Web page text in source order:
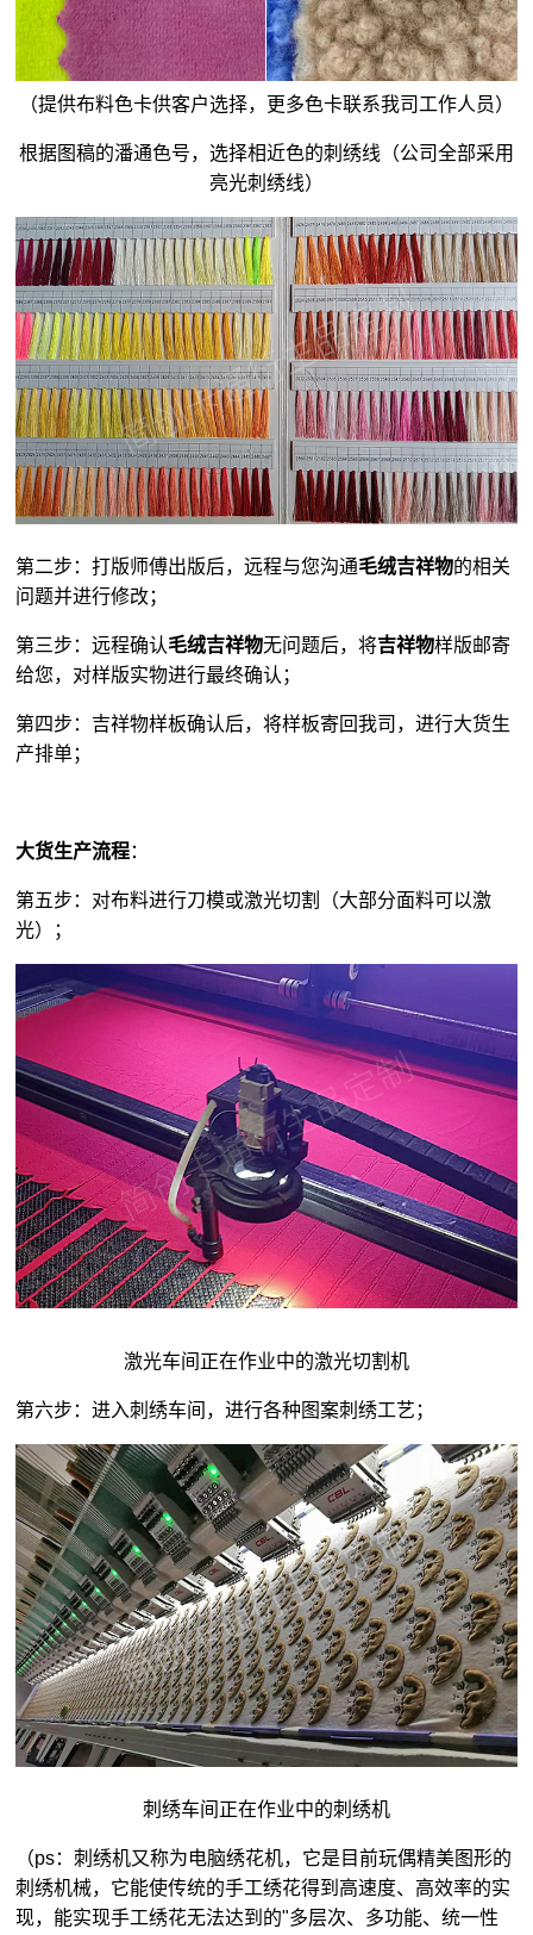
（提供布料色卡供客户选择，更多色卡联系我司工作人员）
根据图稿的潘通色号，选择相近色的刺绣线（公司全部采用
亮光刺绣线）
第二步：打版师傅出版后，远程与您沟通毛绒吉祥物的相关
问题并进行修改；
第三步：远程确认毛绒吉祥物无问题后，将吉祥物样版邮寄
给您，对样版实物进行最终确认；
第四步：吉祥物样板确认后，将样板寄回我司，进行大货生
产排单；
大货生产流程：
第五步：对布料进行刀模或激光切割（大部分面料可以激
光）；
激光车间正在作业中的激光切割机
第六步：进入刺绣车间，进行各种图案刺绣工艺；
刺绣车间正在作业中的刺绣机
（ps：刺绣机又称为电脑绣花机，它是目前玩偶精美图形的
刺绣机械，它能使传统的手工绣花得到高速度、高效率的实
现，能实现手工绣花无法达到的"多层次、多功能、统一性